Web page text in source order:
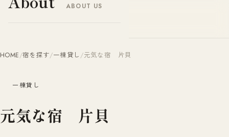
ABOUT US
HOME/宿を探す/一棟貸し /元気な宿 片貝
一棟貸し
元気な宿 片貝